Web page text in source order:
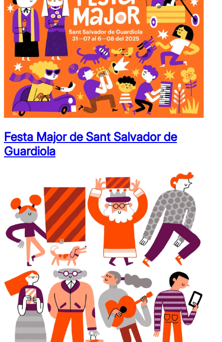
Festa Major de Sant Salvador de
Guardiola